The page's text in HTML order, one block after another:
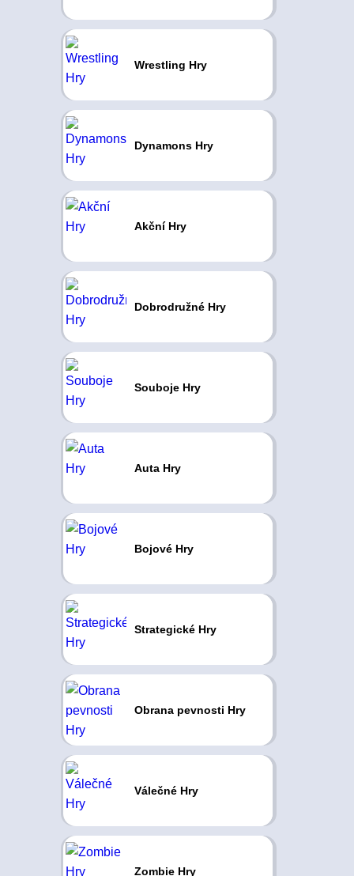
Wrestling Hry
Dynamons Hry
Akční Hry
Dobrodružné Hry
Souboje Hry
Auta Hry
Bojové Hry
Strategické Hry
Obrana pevnosti Hry
Válečné Hry
Zombie Hry